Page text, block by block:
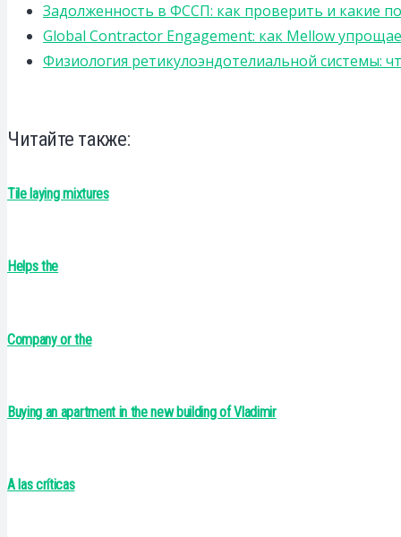
Задолженность в ФССП: как проверить и какие
Global Contractor Engagement: как Mellow
Физиология ретикулоэндотелиальной системы:
Читайте также:
Tile laying mixtures
Helps the
Company or the
Buying an apartment in the new building of Vladimir
A las críticas